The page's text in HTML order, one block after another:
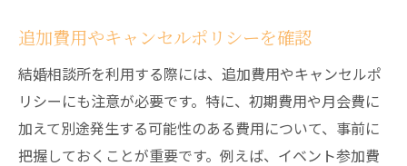
追加費用やキャンセルポリシーを確認
結婚相談所を利用する際には、追加費用やキャンセルポ
リシーにも注意が必要です。特に、初期費用や月会費に
加えて別途発生する可能性のある費用について、事前に
把握しておくことが重要です。例えば、イベント参加費